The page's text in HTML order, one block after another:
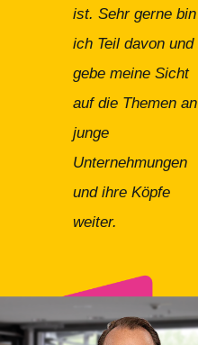
ist. Sehr gerne bin
ich Teil davon und
gebe meine Sicht
auf die Themen an
junge
Unternehmungen
und ihre Köpfe
weiter.